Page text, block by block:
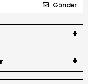
Gönder